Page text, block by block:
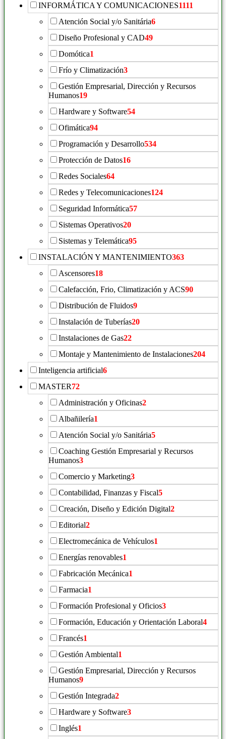
INFORMÁTICA Y COMUNICACIONES1111
Atención Social y/o Sanitária6
Diseño Profesional y CAD49
Domótica1
Frío y Climatización3
Gestión Empresarial, Dirección y Recursos
Humanos19
Hardware y Software54
Ofimática94
Programación y Desarrollo534
Protección de Datos16
Redes Sociales64
Redes y Telecomunicaciones124
Seguridad Informática57
Sistemas Operativos20
Sistemas y Telemática95
INSTALACIÓN Y MANTENIMIENTO363
Ascensores18
Calefacción, Frio, Climatización y ACS90
Distribución de Fluidos9
Instalación de Tuberías20
Instalaciones de Gas22
Montaje y Mantenimiento de Instalaciones204
Inteligencia artificial6
MASTER72
Administración y Oficinas2
Albañilería1
Atención Social y/o Sanitária5
Coaching Gestión Empresarial y Recursos
Humanos3
Comercio y Marketing3
Contabilidad, Finanzas y Fiscal5
Creación, Diseño y Edición Digital2
Editorial2
Electromecánica de Vehículos1
Energías renovables1
Fabricación Mecánica1
Farmacia1
Formación Profesional y Oficios3
Formación, Educación y Orientación Laboral4
Francés1
Gestión Ambiental1
Gestión Empresarial, Dirección y Recursos
Humanos9
Gestión Integrada2
Hardware y Software3
Inglés1